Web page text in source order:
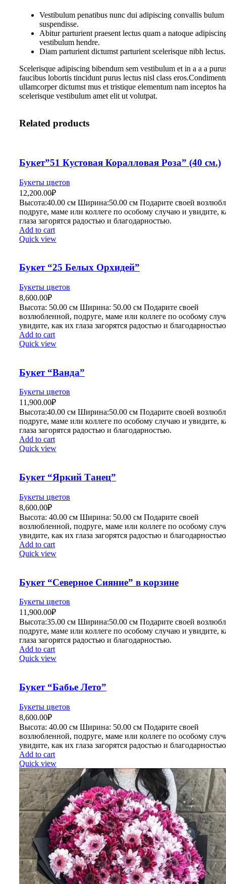
Vestibulum penatibus nunc dui adipiscing convallis bulum
suspendisse.
Abitur parturient praesent lectus quam a natoque
vestibulum hendre.
Diam parturient dictumst parturient scelerisque nibh lectus.
Scelerisque adipiscing bibendum sem vestibulum et in a a a
faucibus lobortis tincidunt purus lectus nisl class
ullamcorper dictumst mus et tristique elementum nam inceptos
scelerisque vestibulum amet elit ut volutpat.
Related products
Букет”51 Кустовая Коралловая Роза” (40 см.)
Букеты цветов
12,200.00₽
Высота:40.00 см Ширина:50.00 см Подарите своей
подруге, маме или коллеге по особому случаю и увидите,
глаза загорятся радостью и благодарностью.
Add to cart
Quick view
Букет “25 Белых Орхидей”
Букеты цветов
8,600.00₽
Высота: 50.00 см Ширина: 50.00 см Подарите своей
возлюбленной, подруге, маме или коллеге по особому
увидите, как их глаза загорятся радостью и
Add to cart
Quick view
Букет “Ванда”
Букеты цветов
11,900.00₽
Высота:40.00 см Ширина:50.00 см Подарите своей
подруге, маме или коллеге по особому случаю и увидите,
глаза загорятся радостью и благодарностью.
Add to cart
Quick view
Букет “Яркий Танец”
Букеты цветов
8,600.00₽
Высота: 40.00 см Ширина: 50.00 см Подарите своей
возлюбленной, подруге, маме или коллеге по особому
увидите, как их глаза загорятся радостью и
Add to cart
Quick view
Букет “Северное Сияние” в корзине
Букеты цветов
11,900.00₽
Высота:35.00 см Ширина:50.00 см Подарите своей
подруге, маме или коллеге по особому случаю и увидите,
глаза загорятся радостью и благодарностью.
Add to cart
Quick view
Букет “Бабье Лето”
Букеты цветов
8,600.00₽
Высота: 40.00 см Ширина: 50.00 см Подарите своей
возлюбленной, подруге, маме или коллеге по особому
увидите, как их глаза загорятся радостью и
Add to cart
Quick view